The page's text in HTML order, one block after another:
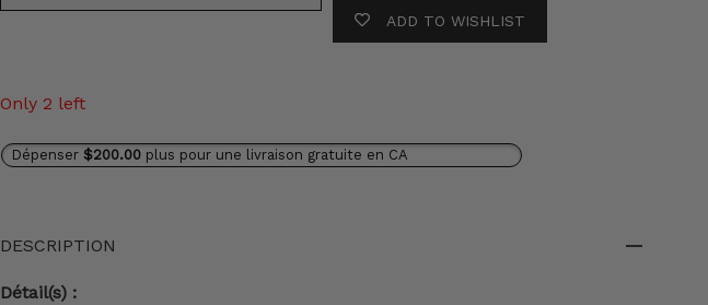
ADD TO WISHLIST
Only 2 left
Dépenser $200.00 plus pour une livraison gratuite en CA
DESCRIPTION
Détail(s) :